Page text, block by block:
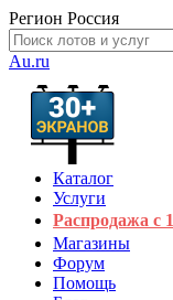
Регион Россия
Au.ru
Каталог
Услуги
Распродажа с 1
Магазины
Форум
Помощь